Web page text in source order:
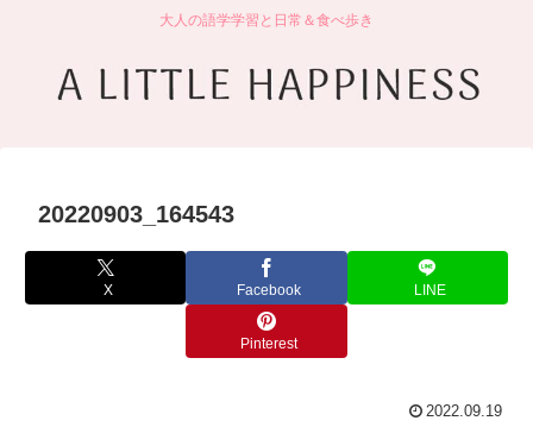
大人の語学学習と日常＆食べ歩き
20220903_164543
X Facebook LINE
Pinterest
2022.09.19